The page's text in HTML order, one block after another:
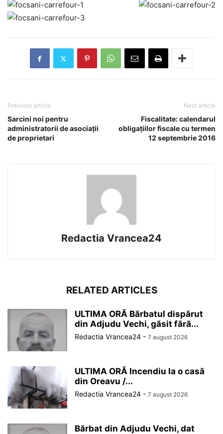
Previous article
Sarcini noi pentru
administratorii de asociații
de proprietari
Next article
Fiscalitate: calendarul
obligaţiilor fiscale cu termen
12 septembrie 2016
Redactia Vrancea24
RELATED ARTICLES
ULTIMA ORĂ Bărbatul dispărut
din Adjudu Vechi, găsit fără...
Redactia Vrancea24 - 7 august 2026
ULTIMA ORĂ Incendiu la o casă
din Oreavu /...
Redactia Vrancea24 - 7 august 2026
Bărbat din Adjudu Vechi, dat